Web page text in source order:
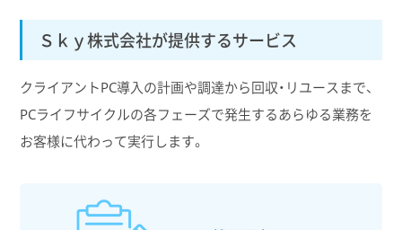
Ｓｋｙ株式会社が提供するサービス
クライアントPC導入の計画や調達から回収・リユースまで、
PCライフサイクルの各フェーズで発生するあらゆる業務を
お客様に代わって実行します。